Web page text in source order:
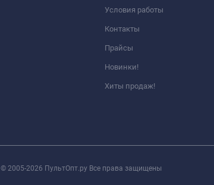
Условия работы
Контакты
Прайсы
Новинки!
Хиты продаж!
© 2005-2026 ПультОпт.ру Все права защищены